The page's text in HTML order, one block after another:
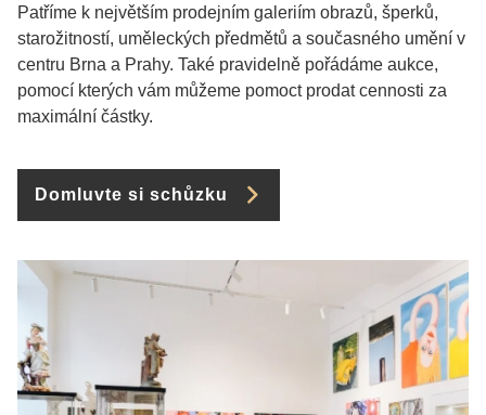
Patříme k největším prodejním galeriím obrazů, šperků,
starožitností, uměleckých předmětů a současného umění v
centru Brna a Prahy. Také pravidelně pořádáme aukce,
pomocí kterých vám můžeme pomoct prodat cennosti za
maximální částky.
Domluvte si schůzku